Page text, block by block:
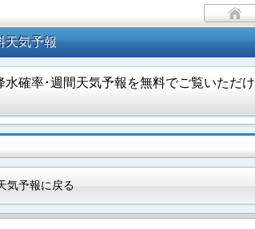
天気予報
確率･週間天気予報を無料でご覧いただけ
気予報に戻る